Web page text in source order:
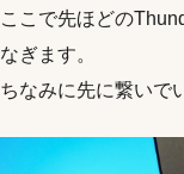
ここで先ほどの
なぎます。
ちなみに先に繋いで